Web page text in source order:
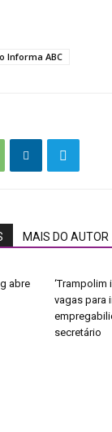
Informa ABC
MAIS DO AUTOR
abre
vagas para
secretário